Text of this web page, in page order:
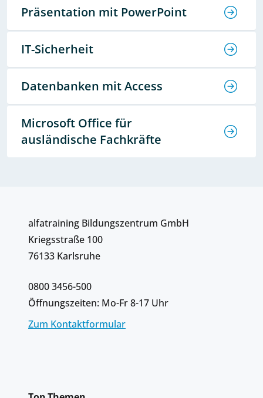
Präsentation mit PowerPoint
IT-Sicherheit
Datenbanken mit Access
Microsoft Office für
ausländische Fachkräfte
alfatraining Bildungszentrum GmbH
Kriegsstraße 100
76133 Karlsruhe
0800 3456-500
Öffnungszeiten: Mo-Fr 8-17 Uhr
Zum Kontaktformular